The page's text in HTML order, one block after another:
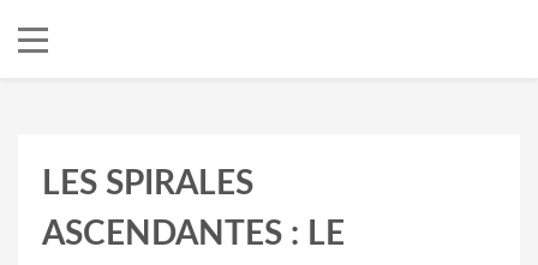
LES SPIRALES
ASCENDANTES : LE